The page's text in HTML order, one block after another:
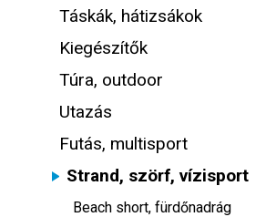
Táskák, hátizsákok
Kiegészítők
Túra, outdoor
Utazás
Futás, multisport
Strand, szörf, vízisport
Beach short, fürdőnadrág